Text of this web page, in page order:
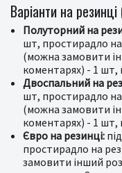
Варіанти на резинці
Полуторний на
шт, простирадло на
(можна замовити
коментарях) - 1
Двоспальний на
шт, простирадло на
(можна замовити
коментарях) - 1
Євро на резинці:
простирадло на
замовити інший